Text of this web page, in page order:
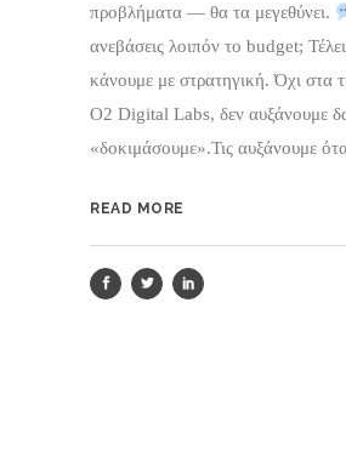
προβλήματα — θα τα μεγεθύνει.
ανεβάσεις λοιπόν το budget;
κάνουμε με στρατηγική. Όχι στα
O2 Digital Labs, δεν αυξάνουμε
«δοκιμάσουμε».Τις αυξάνουμε
READ MORE